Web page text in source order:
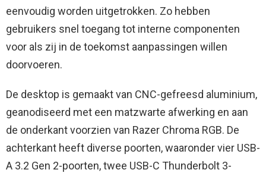
eenvoudig worden uitgetrokken. Zo hebben
gebruikers snel toegang tot interne componenten
voor als zij in de toekomst aanpassingen willen
doorvoeren.
De desktop is gemaakt van CNC-gefreesd aluminium,
geanodiseerd met een matzwarte afwerking en aan
de onderkant voorzien van Razer Chroma RGB. De
achterkant heeft diverse poorten, waaronder vier USB-
A 3.2 Gen 2-poorten, twee USB-C Thunderbolt 3-